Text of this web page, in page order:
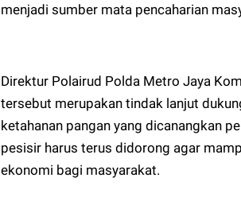
menjadi sumber mata pencaharian
Direktur Polairud Polda Metro Jaya
tersebut merupakan tindak lanjut
ketahanan pangan yang dicanangkan
pesisir harus terus didorong agar
ekonomi bagi masyarakat.